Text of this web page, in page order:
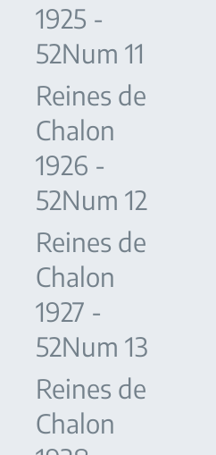
1925 -
52Num 11
Reines de
Chalon
1926 -
52Num 12
Reines de
Chalon
1927 -
52Num 13
Reines de
Chalon